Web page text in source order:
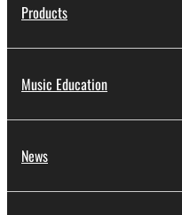
Products
Music Education
News